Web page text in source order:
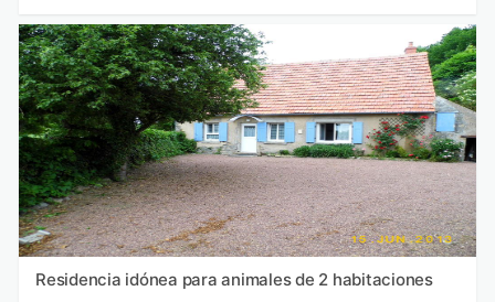
Residencia idónea para animales de 2 habitaciones